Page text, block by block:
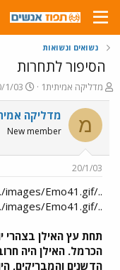
נשואים ונשואות
הסיפור לתחרות
פ
ו
ת
ח
ה
ש
מדליקה אמיתית1
פ
ו
ר
ם
ר
י
ך
1/03
מ מדליקה
New member
20/1/03
../images/Emo41.gif../images/Emo41.gif
תחת עץ האילן בצהרי
הכרמל. האילן היה
הדשנים והמבריקים,